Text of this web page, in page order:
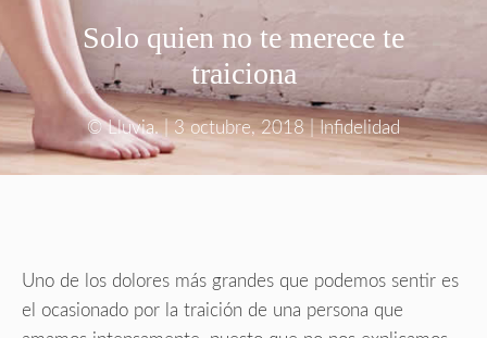
Solo quien no te merece te
traiciona
©Lluvia.| 3 octubre, 2018 Infidelidad
Uno de los dolores más grandes que podemos sentir es
el ocasionado por la traición de una persona que